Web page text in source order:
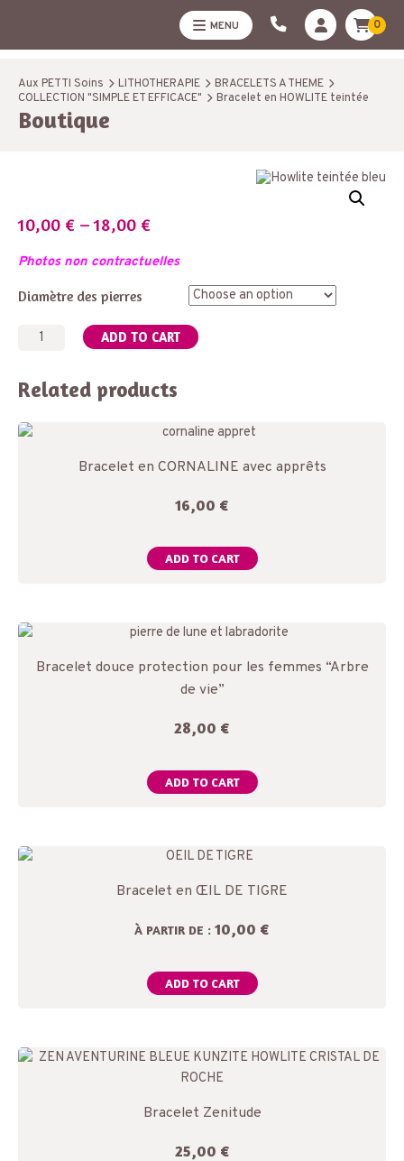
MENU 0
Aux PETTI Soins LITHOTHERAPIE
BRACELETS A THEME
COLLECTION "SIMPLE ET EFFICACE"
Bracelet en HOWLITE teintée
Boutique
10,00 € –18,00 €
Photos non contractuelles
Diamètre des pierres
Bracelet
teintée
quantity
ADD TO CART
Related products
Bracelet en CORNALINE avec apprêts
16,00 €
ADD TO CART
Bracelet douce protection pour les femmes “Arbre
de vie”
28,00 €
ADD TO CART
Bracelet en ŒIL DE TIGRE
À PARTIR DE : 10,00 €
ADD TO CART
Bracelet Zenitude
25,00 €